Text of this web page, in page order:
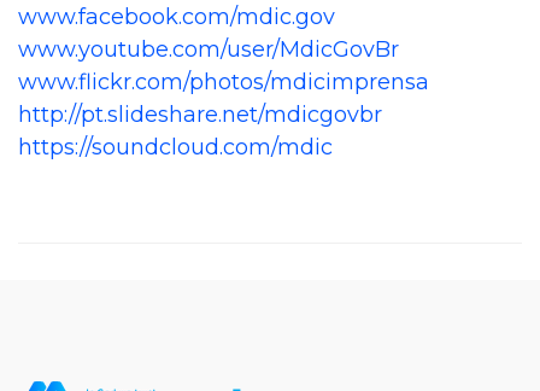
www.facebook.com/mdic.gov
www.youtube.com/user/MdicGovBr
www.flickr.com/photos/mdicimprensa
http://pt.slideshare.net/mdicgovbr
https://soundcloud.com/mdic